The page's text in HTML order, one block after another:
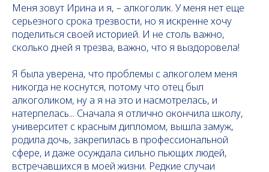
Меня зовут Ирина и я, – алкоголик. У меня нет еще
серьезного срока трезвости, но я искренне хочу
поделиться своей историей. И не столь важно,
сколько дней я трезва, важно, что я выздоровела!
Я была уверена, что проблемы с алкоголем меня
никогда не коснутся, потому что отец был
алкоголиком, ну а я на это и насмотрелась, и
натерпелась... Сначала я отлично окончила школу,
университет с красным дипломом, вышла замуж,
родила дочь, закрепилась в профессиональной
сфере, и даже осуждала сильно пьющих людей,
встречавшихся в моей жизни. Редкие случаи